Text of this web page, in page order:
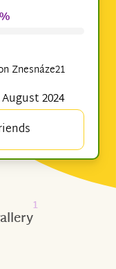
Znesnáze21
2024
1